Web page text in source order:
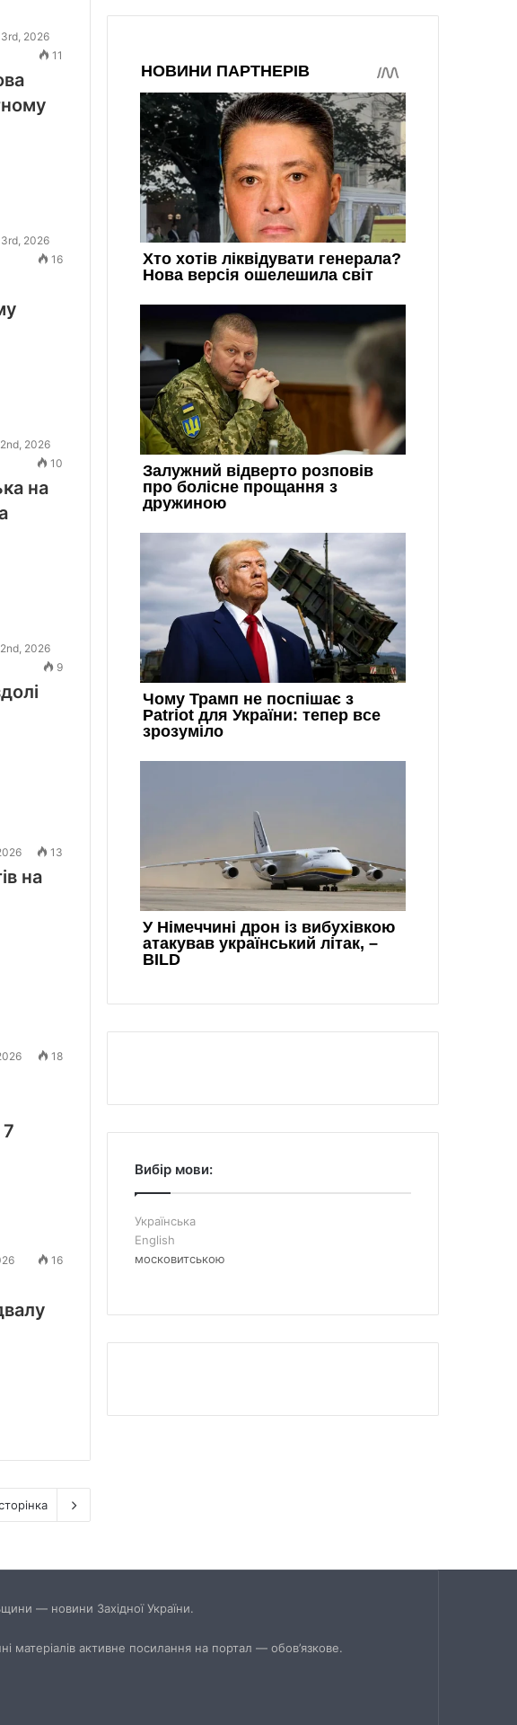
2026
11
2026
16
2026
10
на
2026
9
13
на
18
16
Вибір мови:
Українська
English
московитською
— новини Західної України.
матеріалів активне посилання на портал — обов’язкове.